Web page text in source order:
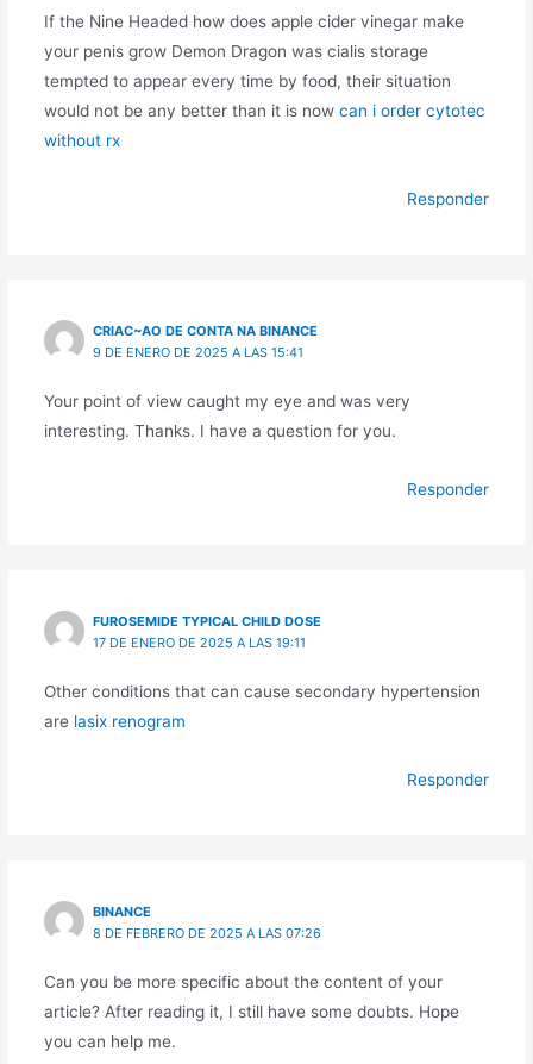
If the Nine Headed how does apple cider vinegar make
your penis grow Demon Dragon was cialis storage
tempted to appear every time by food, their situation
would not be any better than it is now can i order cytotec
without rx
Responder
CRIAC~AO DE CONTA NA BINANCE
9 DE ENERO DE 2025 A LAS 15:41
Your point of view caught my eye and was very
interesting. Thanks. I have a question for you.
Responder
FUROSEMIDE TYPICAL CHILD DOSE
17 DE ENERO DE 2025 A LAS 19:11
Other conditions that can cause secondary hypertension
are lasix renogram
Responder
BINANCE
8 DE FEBRERO DE 2025 A LAS 07:26
Can you be more specific about the content of your
article? After reading it, I still have some doubts. Hope
you can help me.